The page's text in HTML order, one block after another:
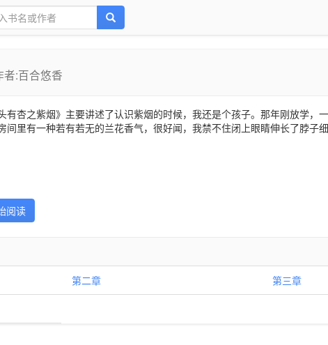
者:百合悠香
有杏之紫烟》主要讲述了认识紫烟的时候，我还是个孩子。那年刚放学，
间里有一种若有若无的兰花香气，很好闻，我禁不住闭上眼睛伸长了脖子
阅读
第二章 第三章